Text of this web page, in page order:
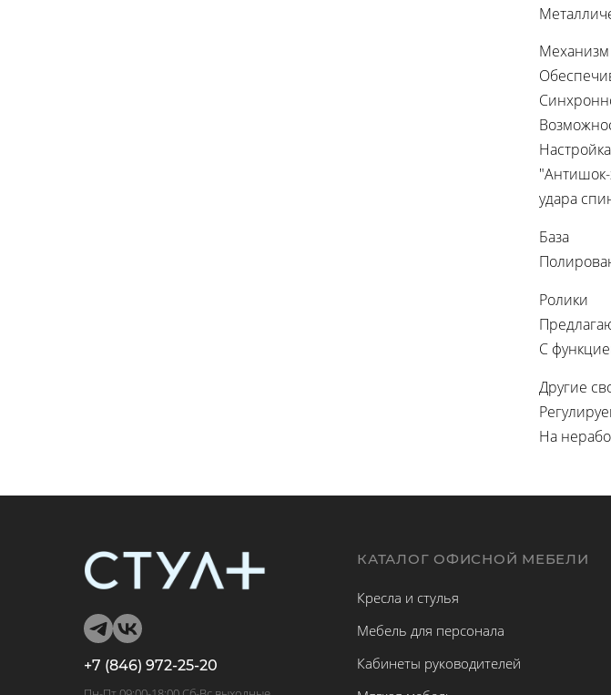
Механизм
удара
База
Ролики
С
Другие
На
+7 (846) 972-25-20
КАТАЛОГ ОФИСНОЙ МЕБЕЛИ
Кресла и стулья
Мебель для персонала
Кабинеты руководителей